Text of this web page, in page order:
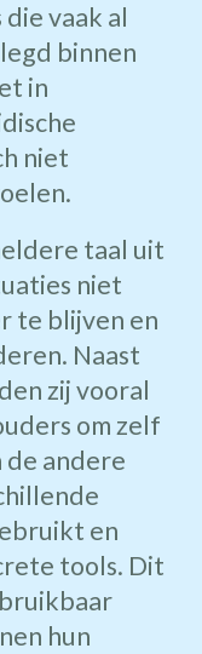
vaak al
binnen
in
niet
taal uit
niet
te blijven en
Naast
zij vooral
om zelf
de andere
en
tools. Dit
hun